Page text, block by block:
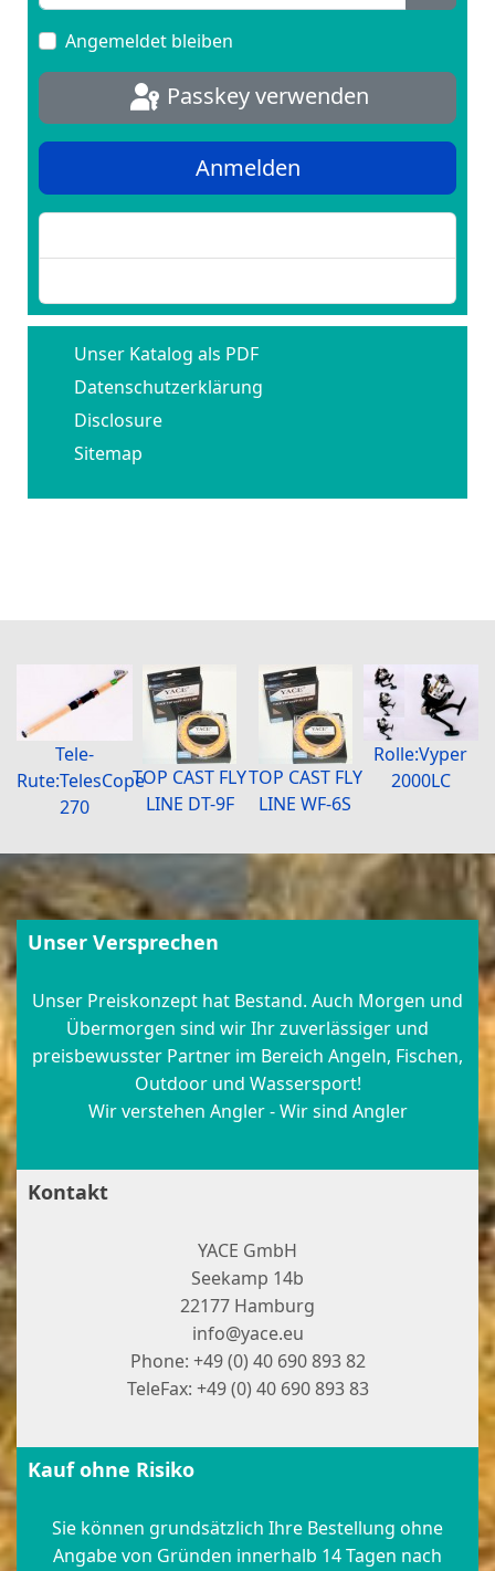
Angemeldet bleiben
Passkey verwenden
Anmelden
Unser Katalog als PDF
Datenschutzerklärung
Disclosure
Sitemap
Tele-
Rute:TelesCope
270
TOP CAST FLY
LINE DT-9F
TOP CAST FLY
LINE WF-6S
Rolle:Vyper
2000LC
Unser Versprechen
Unser Preiskonzept hat Bestand. Auch Morgen und
Übermorgen sind wir Ihr zuverlässiger und
preisbewusster Partner im Bereich Angeln, Fischen,
Outdoor und Wassersport!
Wir verstehen Angler - Wir sind Angler
Kontakt
YACE GmbH
Seekamp 14b
22177 Hamburg
info@yace.eu
Phone: +49 (0) 40 690 893 82
TeleFax: +49 (0) 40 690 893 83
Kauf ohne Risiko
Sie können grundsätzlich Ihre Bestellung ohne
Angabe von Gründen innerhalb 14 Tagen nach